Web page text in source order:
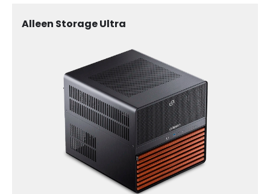
Alleen Storage Ultra